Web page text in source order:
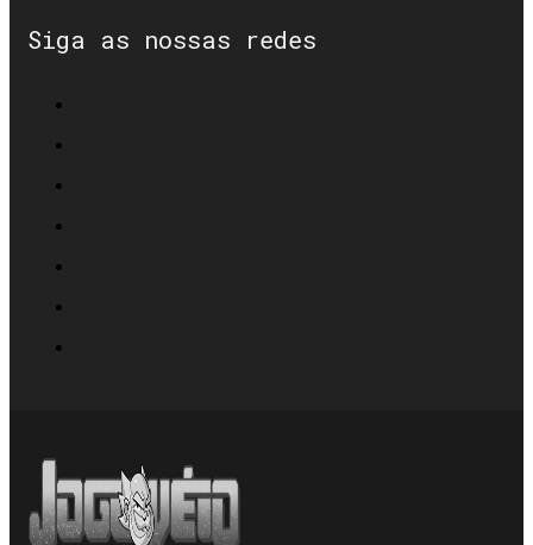
Siga as nossas redes